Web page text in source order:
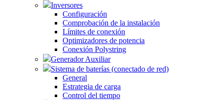
Inversores
Configuración
Comprobación de la instalación
Límites de conexión
Optimizadores de potencia
Conexión Polystring
Generador Auxiliar
Sistema de baterías (conectado de red)
General
Estrategia de carga
Control del tiempo